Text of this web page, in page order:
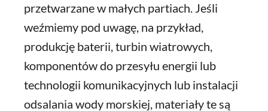
przetwarzane w małych partiach. Jeśli
weźmiemy pod uwagę, na przykład,
produkcję baterii, turbin wiatrowych,
komponentów do przesyłu energii lub
technologii komunikacyjnych lub instalacji
odsalania wody morskiej, materiały te są